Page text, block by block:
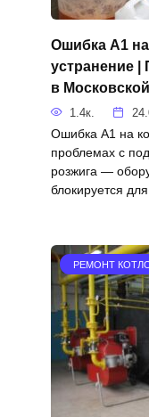
Ошибка A1 на
устранение
в
1.4к.
Ошибка A1 на
проблемах с
розжига —
блокируется
РЕМОНТ